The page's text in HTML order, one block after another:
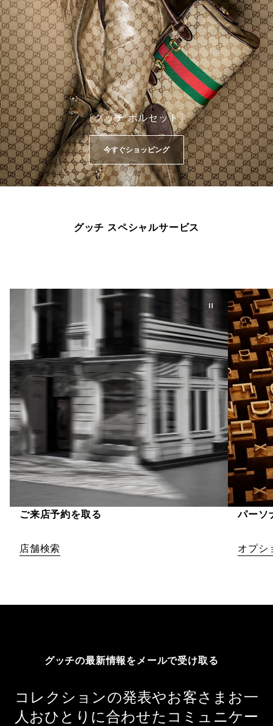
〔グッチ ボルセット〕
今すぐショッピング
グッチ スペシャルサービス
ご来店予約を取る
店舗検索
パーソ
オプシ
グッチの最新情報をメールで受け取る
コレクションの発表やお客さまお一
人おひとりに合わせたコミュニケー